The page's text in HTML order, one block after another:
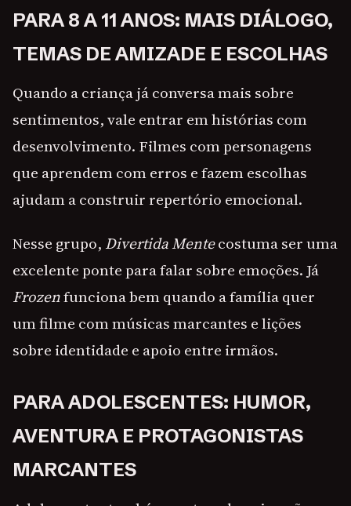
PARA 8 A 11 ANOS: MAIS DIÁLOGO,
TEMAS DE AMIZADE E ESCOLHAS
Quando a criança já conversa mais sobre
sentimentos, vale entrar em histórias com
desenvolvimento. Filmes com personagens
que aprendem com erros e fazem escolhas
ajudam a construir repertório emocional.
Nesse grupo, Divertida Mentecostuma ser uma
excelente ponte para falar sobre emoções. Já
Frozenfunciona bem quando a família quer
um filme com músicas marcantes e lições
sobre identidade e apoio entre irmãos.
PARA ADOLESCENTES: HUMOR,
AVENTURA E PROTAGONISTAS
MARCANTES